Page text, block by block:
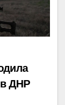
в ДНР